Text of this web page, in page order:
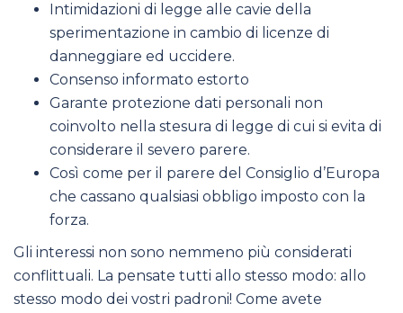
Intimidazioni di legge alle cavie della
sperimentazione in cambio di licenze di
danneggiare ed uccidere.
Consenso informato estorto
Garante protezione dati personali non
coinvolto nella stesura di legge di cui si evita di
considerare il severo parere.
Così come per il parere del Consiglio d’Europa
che cassano qualsiasi obbligo imposto con la
forza.
Gli interessi non sono nemmeno più considerati
conflittuali. La pensate tutti allo stesso modo: allo
stesso modo dei vostri padroni! Come avete